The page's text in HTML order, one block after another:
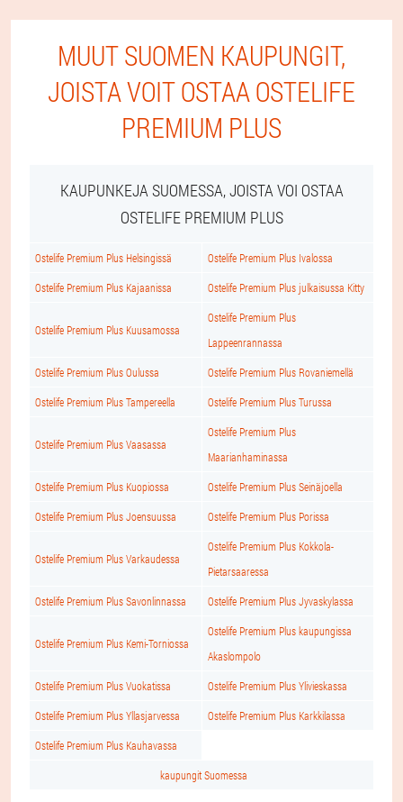
MUUT SUOMEN KAUPUNGIT,
JOISTA VOIT OSTAA OSTELIFE
PREMIUM PLUS
KAUPUNKEJA SUOMESSA, JOISTA VOI OSTAA
OSTELIFE PREMIUM PLUS
Ostelife Premium Plus Helsingissä Ostelife Premium Plus Ivalossa
Ostelife Premium Plus Kajaanissa Ostelife Premium Plus julkaisussa Kitty
Ostelife Premium Plus Kuusamossa
Ostelife Premium Plus
Lappeenrannassa
Ostelife Premium Plus Oulussa Ostelife Premium Plus Rovaniemellä
Ostelife Premium Plus Tampereella Ostelife Premium Plus Turussa
Ostelife Premium Plus Vaasassa
Ostelife Premium Plus
Maarianhaminassa
Ostelife Premium Plus Kuopiossa Ostelife Premium Plus Seinäjoella
Ostelife Premium Plus Joensuussa Ostelife Premium Plus Porissa
Ostelife Premium Plus Varkaudessa
Ostelife Premium Plus Kokkola-
Pietarsaaressa
Ostelife Premium Plus Savonlinnassa Ostelife Premium Plus Jyvaskylassa
Ostelife Premium Plus Kemi-Torniossa
Ostelife Premium Plus kaupungissa
Akaslompolo
Ostelife Premium Plus Vuokatissa Ostelife Premium Plus Ylivieskassa
Ostelife Premium Plus Yllasjarvessa Ostelife Premium Plus Karkkilassa
Ostelife Premium Plus Kauhavassa
kaupungit Suomessa